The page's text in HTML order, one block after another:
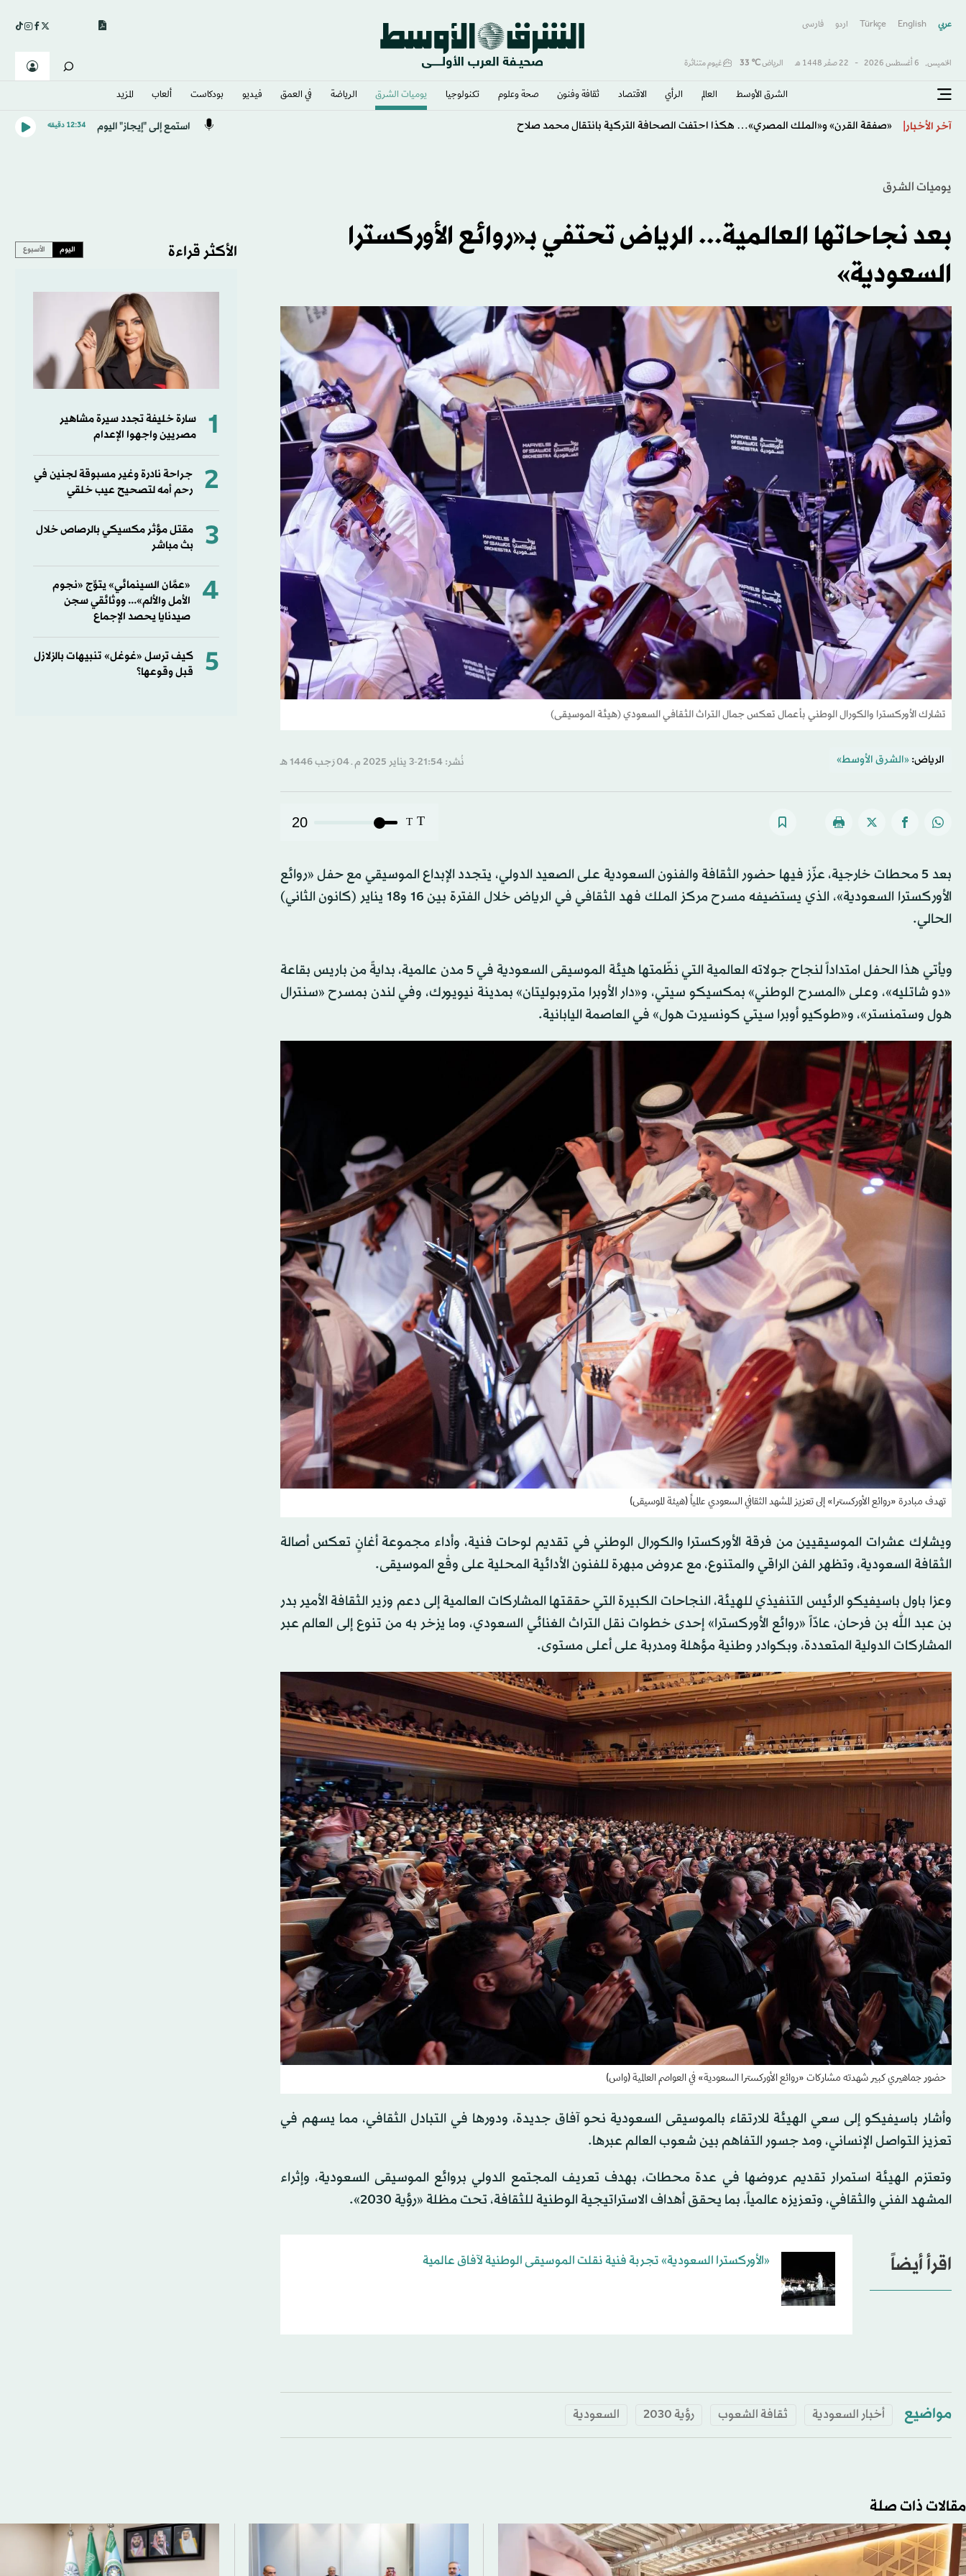
عربي English
Türkçe اردو فارسى
الخميس, 6 أغسطس 2026 - 22 صفَر 1448 هـ الرياض℃
33 غيوم متناثرة
الشرق الأوسط​ العالم الرأي الاقتصاد ثقافة وفنون صحة وعلوم تكنولوجيا يوميات الشرق​ الرياضة في العمق فيديو بودكاست ألعاب المزيد
آخر الأخبار «صفقة القرن» و«الملك المصري»… هكذا احتفت الصحافة التركية بانتقال محمد صلاح استمع إلى "إيجاز" اليوم 12:34 دقيقه
يوميات الشرق
بعد نجاحاتها العالمية... الرياض تحتفي بـ«روائع الأوركسترا
السعودية»
تشارك الأوركسترا والكورال الوطني بأعمال تعكس جمال التراث الثقافي السعودي (هيئة الموسيقى)
الرياض: «الشرق الأوسط» نُشر: 21:54-3 يناير 2025 م ـ 04 رَجب 1446 هـ
T
T
20
بعد 5 محطات خارجية، عزّز فيها حضور الثقافة والفنون السعودية على الصعيد الدولي، يتجدد الإبداع الموسيقي مع حفل «روائع
الأوركسترا السعودية»، الذي يستضيفه مسرح مركز الملك فهد الثقافي في الرياض خلال الفترة بين 16 و18 يناير (كانون الثاني)
الحالي.
ويأتي هذا الحفل امتداداً لنجاح جولاته العالمية التي نظّمتها هيئة الموسيقى السعودية في 5 مدن عالمية، بدايةً من باريس بقاعة
«دو شاتليه»، وعلى «المسرح الوطني» بمكسيكو سيتي، و«دار الأوبرا متروبوليتان» بمدينة نيويورك، وفي لندن بمسرح «سنترال
هول وستمنستر»، و«طوكيو أوبرا سيتي كونسيرت هول» في العاصمة اليابانية.
تهدف مبادرة «روائع الأوركسترا» إلى تعزيز المشهد الثقافي السعودي عالمياً (هيئة الموسيقى)
ويشارك عشرات الموسيقيين من فرقة الأوركسترا والكورال الوطني في تقديم لوحات فنية، وأداء مجموعة أغانٍ تعكس أصالة
الثقافة السعودية، وتظهر الفن الراقي والمتنوع، مع عروض مبهرة للفنون الأدائية المحلية على وقْع الموسيقى.
وعزا باول باسيفيكو الرئيس التنفيذي للهيئة، النجاحات الكبيرة التي حققتها المشاركات العالمية إلى دعم وزير الثقافة الأمير بدر
بن عبد الله بن فرحان، عادّاً «روائع الأوركسترا» إحدى خطوات نقل التراث الغنائي السعودي، وما يزخر به من تنوع إلى العالم عبر
المشاركات الدولية المتعددة، وبكوادر وطنية مؤهلة ومدربة على أعلى مستوى.
حضور جماهيري كبير شهدته مشاركات «روائع الأوركسترا السعودية» في العواصم العالمية (واس)
وأشار باسيفيكو إلى سعي الهيئة للارتقاء بالموسيقى السعودية نحو آفاق جديدة، ودورها في التبادل الثقافي، مما يسهم في
تعزيز التواصل الإنساني، ومد جسور التفاهم بين شعوب العالم عبرها.
وتعتزم الهيئة استمرار تقديم عروضها في عدة محطات، بهدف تعريف المجتمع الدولي بروائع الموسيقى السعودية، وإثراء
المشهد الفني والثقافي، وتعزيزه عالمياً، بما يحقق أهداف الاستراتيجية الوطنية للثقافة، تحت مظلة «رؤية 2030».
اقرأ أيضاً «الأوركسترا السعودية» تجربة فنية نقلت الموسيقى الوطنية لآفاق عالمية
مواضيع أخبار السعودية ثقافة الشعوب رؤية 2030 السعودية
الأكثر قراءة اليوم الأسبوع
1
سارة خليفة تجدد سيرة مشاهير
مصريين واجهوا الإعدام
2
جراحة نادرة وغير مسبوقة لجنين في
رحم أمه لتصحيح عيب خلقي
3
مقتل مؤثر مكسيكي بالرصاص خلال
بث مباشر
4
«عمَّان السينمائي» يتوِّج «نجوم
الأمل والألم»... ووثائقي سجن
صيدنايا يحصد الإجماع
5
كيف ترسل «غوغل» تنبيهات بالزلازل
قبل وقوعها؟
مقالات ذات صلة